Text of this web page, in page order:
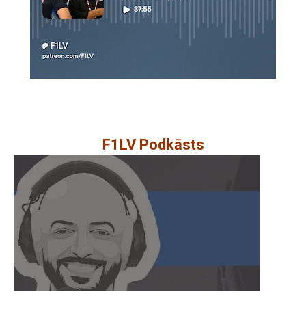
F1LV Podkāsts